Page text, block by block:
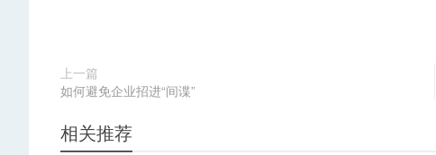
上一篇
如何避免企业招进“间谍”
相关推荐